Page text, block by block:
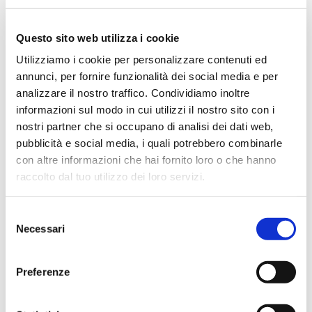
Questo sito web utilizza i cookie
Utilizziamo i cookie per personalizzare contenuti ed
annunci, per fornire funzionalità dei social media e per
analizzare il nostro traffico. Condividiamo inoltre
informazioni sul modo in cui utilizzi il nostro sito con i
nostri partner che si occupano di analisi dei dati web,
pubblicità e social media, i quali potrebbero combinarle
con altre informazioni che hai fornito loro o che hanno
raccolto dal tuo utilizzo dei loro servizi.
delNecessari
Preferenze
un mese fa
★★★★★
Ottima esperienza d’acquisto. Comunicazione
puntuale e cordiale, spedizione rapida e prodotti
effettivamente disponibili come indicato sul sito, senza
sorprese o ritardi. Servizio affidabile e professionale.
Negozio assolutamente consigliato, acqui..
★★★★★
Biasin e sono rimasto davvero super soddisfatto. Il sax
è arrivato in condizioni impeccabili, perfettamente
imballato e conforme alla descrizione. Il negozio si è